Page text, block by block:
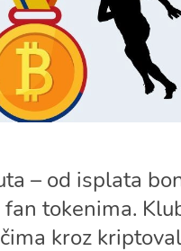
– od isplata
tokenima.
kroz